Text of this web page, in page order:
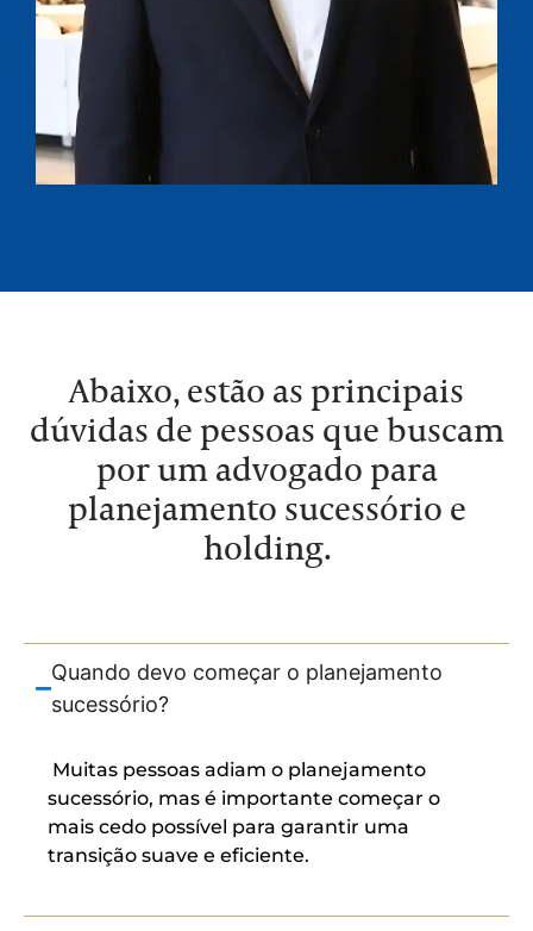
Abaixo, estão as principais
dúvidas de pessoas que buscam
por um advogado para
planejamento sucessório e
holding.
Quando devo começar o planejamento
sucessório?
Muitas pessoas adiam o planejamento
sucessório, mas é importante começar o
mais cedo possível para garantir uma
transição suave e eficiente.